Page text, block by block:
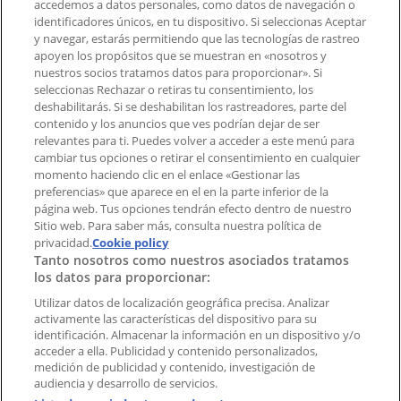
Contacto
Contacto comercial y de marketing
Tienda mal colocada en el mapa
Notificar un folleto
¿Encontraste un problema en la web o en la
aplicación?
Índices
Marcas
Negocios
Productos
Ciudades
Descargar la APP Tiendeo
accedemos a datos personales, como datos de navegación o
identificadores únicos, en tu dispositivo. Si seleccionas Aceptar
y navegar, estarás permitiendo que las tecnologías de rastreo
apoyen los propósitos que se muestran en «nosotros y
nuestros socios tratamos datos para proporcionar». Si
seleccionas Rechazar o retiras tu consentimiento, los
deshabilitarás. Si se deshabilitan los rastreadores, parte del
contenido y los anuncios que ves podrían dejar de ser
relevantes para ti. Puedes volver a acceder a este menú para
cambiar tus opciones o retirar el consentimiento en cualquier
momento haciendo clic en el enlace «Gestionar las
preferencias» que aparece en el en la parte inferior de la
página web. Tus opciones tendrán efecto dentro de nuestro
Sitio web. Para saber más, consulta nuestra política de
privacidad.Cookie policy
Tanto nosotros como nuestros asociados tratamos
los datos para proporcionar:
Utilizar datos de localización geográfica precisa. Analizar
activamente las características del dispositivo para su
identificación. Almacenar la información en un dispositivo y/o
acceder a ella. Publicidad y contenido personalizados,
medición de publicidad y contenido, investigación de
audiencia y desarrollo de servicios.